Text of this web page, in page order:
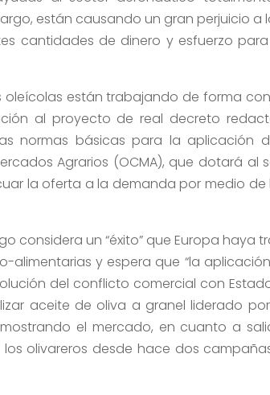
están causando un gran perjuicio a
cantidades de dinero y esfuerzo
están trabajando de forma
al proyecto de real decreto
normas básicas para la aplicación
Agrarios (OCMA), que dotará al
la oferta a la demanda por medio
considera un “éxito” que Europa
alimentarias y espera que “la
del conflicto comercial con
aceite de oliva a granel liderado
el mercado, en cuanto a
olivareros desde hace dos